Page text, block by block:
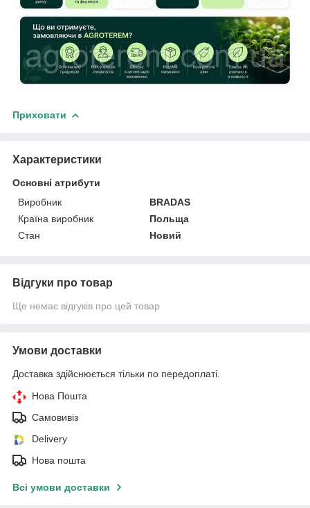
Приховати
Характеристики
Основні атрибути
Виробник
BRADAS
Країна виробник
Польща
Стан
Новий
Відгуки про товар
Ще немає відгуків про цей товар
Умови доставки
Доставка здійснюється тільки по передоплаті.
Нова Пошта
Самовивіз
Delivery
Нова пошта
Всі умови доставки